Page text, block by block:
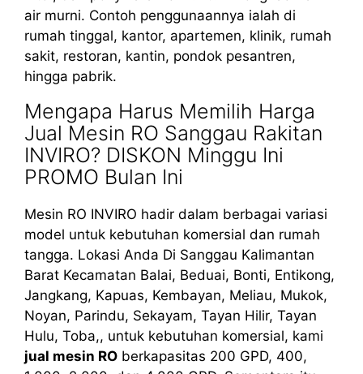
air murni. Contoh penggunaannya ialah di
rumah tinggal, kantor, apartemen, klinik, rumah
sakit, restoran, kantin, pondok pesantren,
hingga pabrik.
Mengapa Harus Memilih Harga
Jual Mesin RO Sanggau Rakitan
INVIRO? DISKON Minggu Ini
PROMO Bulan Ini
Mesin RO INVIRO hadir dalam berbagai variasi
model untuk kebutuhan komersial dan rumah
tangga. Lokasi Anda Di Sanggau Kalimantan
Barat Kecamatan Balai, Beduai, Bonti, Entikong,
Jangkang, Kapuas, Kembayan, Meliau, Mukok,
Noyan, Parindu, Sekayam, Tayan Hilir, Tayan
Hulu, Toba,, untuk kebutuhan komersial, kami
jual mesin RO berkapasitas 200 GPD, 400,